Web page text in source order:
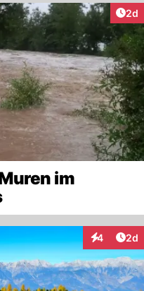
2d
im
4 2d